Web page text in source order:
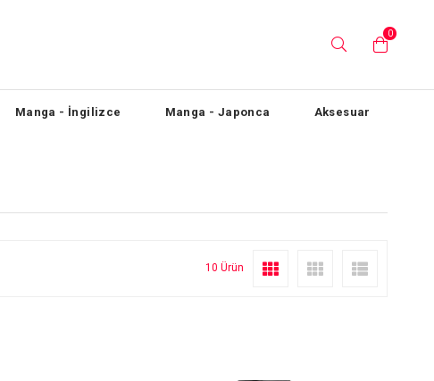
0
Manga - İngilizce Manga - Japonca Aksesuar
10 Ürün